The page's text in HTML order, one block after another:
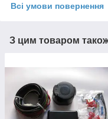
Всі умови повернення
З цим товаром